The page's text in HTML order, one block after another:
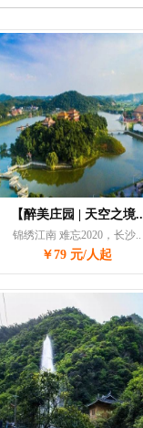
【醉美庄园 | 天空之境..
锦绣江南 难忘2020，长沙..
￥79 元/人起